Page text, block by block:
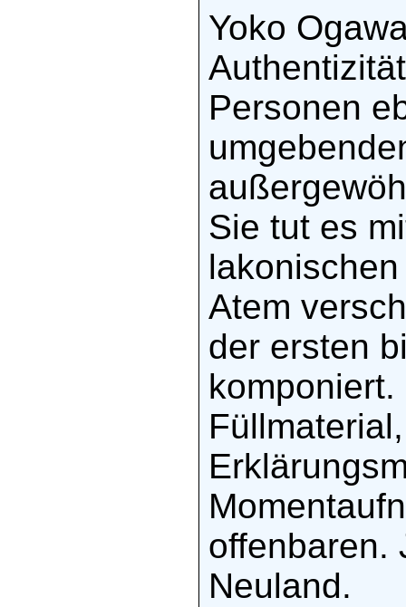
Yoko
Personen
Sie tut es
Atem
der ersten
offenbaren.
Neuland.